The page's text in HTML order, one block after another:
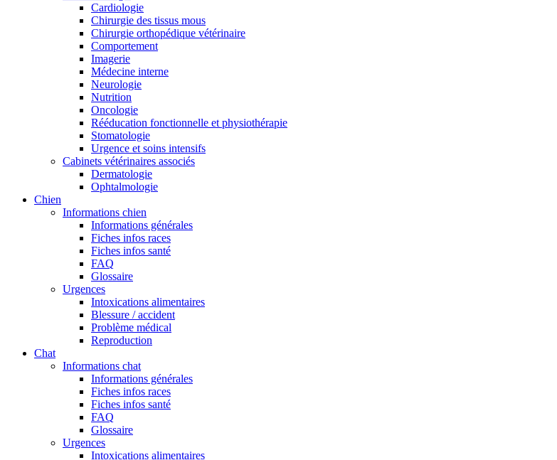
Cardiologie
Chirurgie des tissus mous
Chirurgie orthopédique vétérinaire
Comportement
Imagerie
Médecine interne
Neurologie
Nutrition
Oncologie
Rééducation fonctionnelle et physiothérapie
Stomatologie
Urgence et soins intensifs
Cabinets vétérinaires associés
Dermatologie
Ophtalmologie
Chien
Informations chien
Informations générales
Fiches infos races
Fiches infos santé
FAQ
Glossaire
Urgences
Intoxications alimentaires
Blessure / accident
Problème médical
Reproduction
Chat
Informations chat
Informations générales
Fiches infos races
Fiches infos santé
FAQ
Glossaire
Urgences
Intoxications alimentaires